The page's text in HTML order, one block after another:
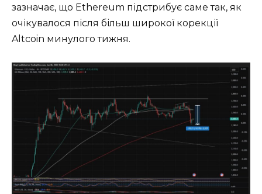
зазначає, що Ethereum підстрибує саме так, як
очікувалося після більш широкої корекції
Altcoin минулого тижня.